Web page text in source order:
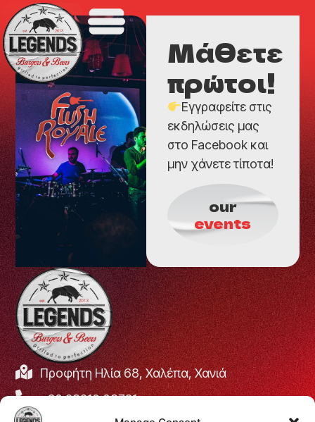
Μάθετε
πρώτοι!
Εγγραφείτε στις
εκδηλώσεις μας
στο Facebook και
μην χάνετε τίποτα!
our
events
Προφήτη Ηλία 68, Χαλέπα, Χανιά
+30 28210 08731